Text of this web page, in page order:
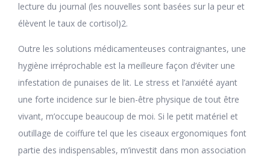
lecture du journal (les nouvelles sont basées sur la peur et
élèvent le taux de cortisol)2.
Outre les solutions médicamenteuses contraignantes, une
hygiène irréprochable est la meilleure façon d’éviter une
infestation de punaises de lit. Le stress et l’anxiété ayant
une forte incidence sur le bien-être physique de tout être
vivant, m’occupe beaucoup de moi. Si le petit matériel et
outillage de coiffure tel que les ciseaux ergonomiques font
partie des indispensables, m’investit dans mon association